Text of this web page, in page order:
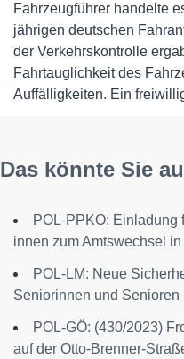
Fahrzeugführer handelte
jährigen deutschen
der Verkehrskontrolle
Fahrtauglichkeit des
Auffälligkeiten. Ein
Das könnte Sie
POL-PPKO: Einladung
innen zum Amtswechsel
POL-LM: Neue
Seniorinnen und Senioren
POL-GÖ: (430/2023)
auf der Otto-Brenner-